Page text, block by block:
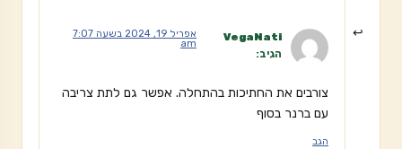
VegaNati
הגיב:
אפריל 19, 2024 בשעה 7:07
am
צורבים את החתיכות בהתחלה. אפשר גם לתת צריבה
עם ברנר בסוף
הגב